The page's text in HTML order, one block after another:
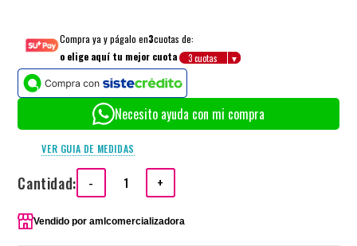
Compra ya y págalo en3cuotas de:
o elige aquí tu mejor cuota
Necesito ayuda con mi compra
VER GUIA DE MEDIDAS
Cantidad: - +
Vendido poramlcomercializadora